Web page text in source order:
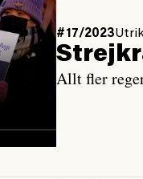
#17/2023
Allt fler